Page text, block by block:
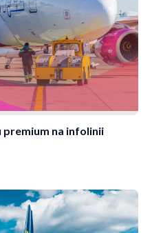
premium na infolinii